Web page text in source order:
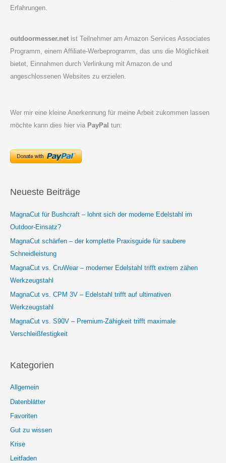
Erfahrungen.
outdoormesser.netist Teilnehmer am Amazon Services Associates
Programm, einem Affiliate-Werbeprogramm, das uns die Möglichkeit
bietet, Einnahmen durch Verlinkung mit Amazon.de und
angeschlossenen Websites zu erzielen.
Wer mir eine kleine Anerkennung für meine Arbeit zukommen lassen
möchte kann dies hier via PayPal tun:
Neueste Beiträge
MagnaCut für Bushcraft – lohnt sich der moderne Edelstahl im
Outdoor-Einsatz?
MagnaCut schärfen – der komplette Praxisguide für saubere
Schneidleistung
MagnaCut vs. CruWear – moderner Edelstahl trifft extrem zähen
Werkzeugstahl
MagnaCut vs. CPM 3V – Edelstahl trifft auf ultimativen
Werkzeugstahl
MagnaCut vs. S90V – Premium-Zähigkeit trifft maximale
Verschleißfestigkeit
Kategorien
Allgemein
Datenblätter
Favoriten
Gut zu wissen
Krise
Leitfaden